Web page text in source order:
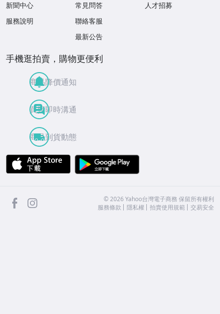
新聞中心
服務說明
常見問答
聯絡客服
最新公告
人才招募
手機逛拍賣，購物更便利
商品降價通知
買賣即時溝通
商品到貨動態
APP Store
facebook ©2026 Yahoo台灣電子商務 保留所有權利
服務條款
隱私權 拍賣使用規範 交易安全